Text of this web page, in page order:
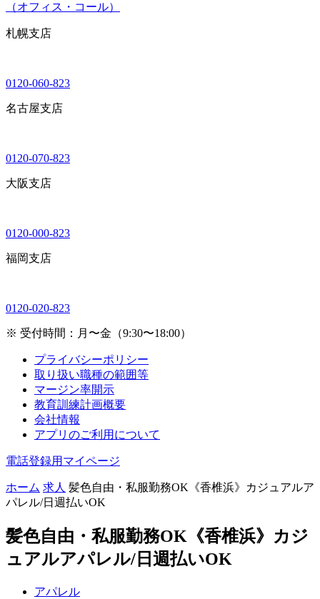
（オフィス・コール）
札幌支店
0120-060-823
名古屋支店
0120-070-823
大阪支店
0120-000-823
福岡支店
0120-020-823
※ 受付時間：月〜金（9:30〜18:00）
プライバシーポリシー
取り扱い職種の範囲等
マージン率開示
教育訓練計画概要
会社情報
アプリのご利用について
電話登録用マイページ
ホーム 求人 髪色自由・私服勤務OK《香椎浜》カジュアルア
パレル/日週払いOK
髪色自由・私服勤務OK《香椎浜》カジ
ュアルアパレル/日週払いOK
アパレル